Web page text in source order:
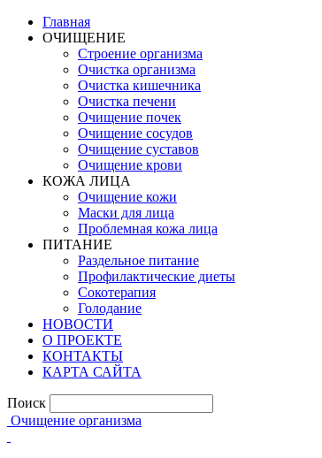
Главная
ОЧИЩЕНИЕ
Строение организма
Очистка организма
Очистка кишечника
Очистка печени
Очищение почек
Очищение сосудов
Очищение суставов
Очищение крови
КОЖА ЛИЦА
Очищение кожи
Маски для лица
Проблемная кожа лица
ПИТАНИЕ
Раздельное питание
Профилактические диеты
Сокотерапия
Голодание
НОВОСТИ
О ПРОЕКТЕ
КОНТАКТЫ
КАРТА САЙТА
Поиск
Очищение организма